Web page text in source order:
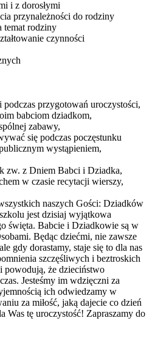
i z dorosłymi
przynależności do rodziny
temat rodziny
czynności
podczas przygotowań uroczystości,
babciom dziadkom,
zabawy,
się podczas poczęstunku
wystąpieniem,
zw. z Dniem Babci i Dziadka,
w czasie recytacji wierszy,
naszych Gości: Dziadków
jest dzisiaj wyjątkowa
święta. Babcie i Dziadkowie są w
Będąc dziećmi, nie zawsze
gdy dorastamy, staje się to dla nas
szczęśliwych i beztroskich
powodują, że dzieciństwo
Jesteśmy im wdzięczni za
ich odwiedzamy w
za miłość, jaką dajecie co dzień
Was tę uroczystość! Zapraszamy do